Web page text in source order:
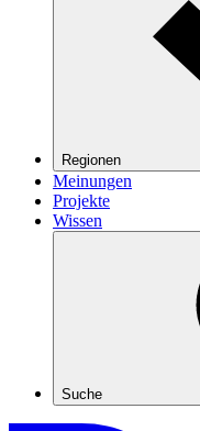
Regionen
Meinungen
Projekte
Wissen
Suche